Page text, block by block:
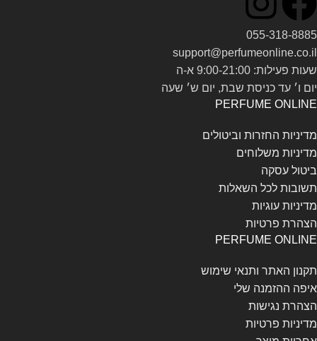
055-318-8885
support@perfumeonline.co.il
שעות פעילות: 9:00-21:00 א-ה
יום ו׳ עד כניסת שבת, יום ש׳ שעה
PERFUME ONLINE
מדיניות החזרות וביטולים
מדיניות משלוחים
ביטול עסקה
תשובות לכל השאלות
מדיניות עוגיות
הצהרת פרטיות
PERFUME ONLINE
תקנון האתר ותנאי שימוש
איפה ההזמנה שלי
הצהרת נגישות
מדיניות פרטיות